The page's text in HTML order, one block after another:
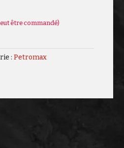
être commandé)
: Petromax